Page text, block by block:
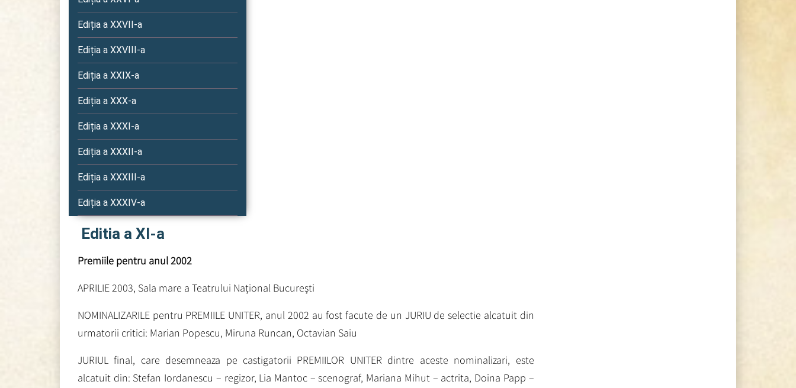
Ediția a XXVII-a
Ediția a XXVIII-a
Ediția a XXIX-a
Ediția a XXX-a
Ediția a XXXI-a
Ediția a XXXII-a
Ediția a XXXIII-a
Ediția a XXXIV-a
Editia a XI-a
Premiile pentru anul 2002
APRILIE 2003, Sala mare a Teatrului Naţional Bucureşti
NOMINALIZARILE pentru PREMIILE UNITER, anul 2002 au fost facute de un JURIU de selectie alcatuit din
urmatorii critici: Marian Popescu, Miruna Runcan, Octavian Saiu
JURIUL final, care desemneaza pe castigatorii PREMIILOR UNITER dintre aceste nominalizari, este
alcatuit din: Stefan Iordanescu – regizor, Lia Mantoc – scenograf, Mariana Mihut – actrita, Doina Papp –